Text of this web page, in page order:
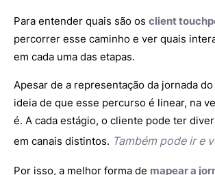
Para entender quais são os client
percorrer esse caminho e ver quais
em cada uma das etapas.
Apesar de a representação da jornada
ideia de que esse percurso é linear, na
é. A cada estágio, o cliente pode ter
em canais distintos. Também pode ir e
Por isso, a melhor forma de mapear a